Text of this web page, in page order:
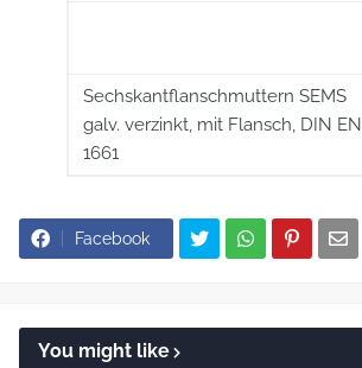
Sechskantflanschmuttern SEMS
galv. verzinkt, mit Flansch, DIN EN
1661
Facebook
You might like